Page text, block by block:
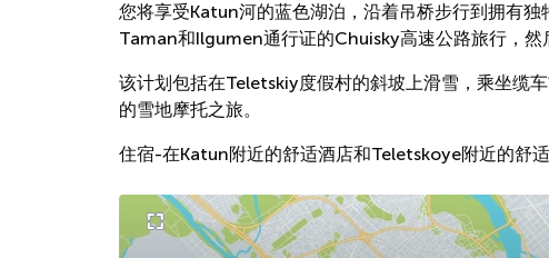
您将享受Katun河的蓝色湖泊，沿着吊桥步行到拥有
Taman和Ilgumen通行证的Chuisky高速公路旅行，然
该计划包括在Teletskiy度假村的斜坡上滑雪，乘坐缆
的雪地摩托之旅。
住宿-在Katun附近的舒适酒店和Teletskoye附近的舒